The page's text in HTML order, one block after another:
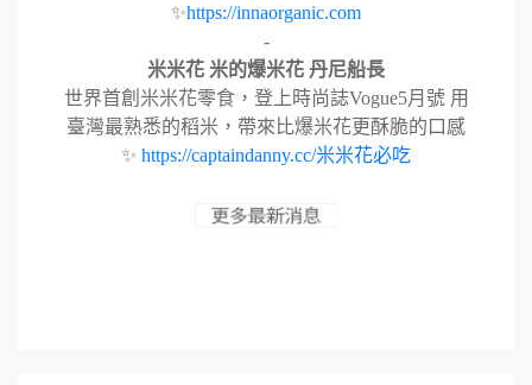
✨https://innaorganic.com
-
米米花 米的爆米花 丹尼船長
世界首創米米花零食，登上時尚誌Vogue5月號 用
臺灣最熟悉的稻米，帶來比爆米花更酥脆的口感
✨ https://captaindanny.cc/米米花必吃